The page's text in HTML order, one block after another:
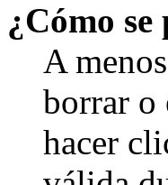
¿Cómo
A
borrar o
hacer